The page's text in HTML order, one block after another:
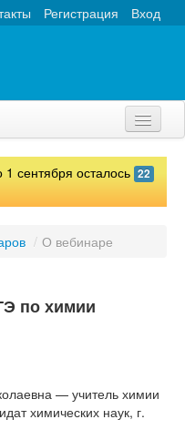
Вход
Регистрация
сентября осталось 22
/ О вебинаре
по химии
— учитель химии
химических наук, г.